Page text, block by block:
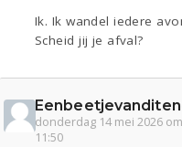
Ik. Ik wandel iedere
Scheid jij je afval?
donderdag 14 mei 2026 om
11:50